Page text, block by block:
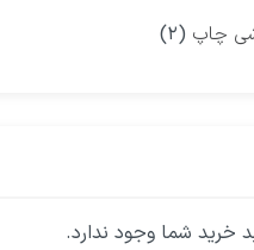
چاپ (۲)
خرید شما وجود ندارد.